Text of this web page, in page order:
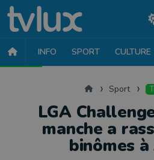
INFO SPORT CULTURE
AccueilSport
LGA
manche a
binômes